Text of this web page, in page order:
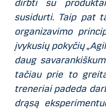
dirbti su
susidurti. Taip pat
organizavimo
įvykusių pokyčių
daug
tačiau prie to
treneriai padeda
drąsą